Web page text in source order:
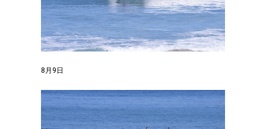
8月9日